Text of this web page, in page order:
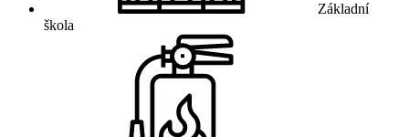
Základní
škola